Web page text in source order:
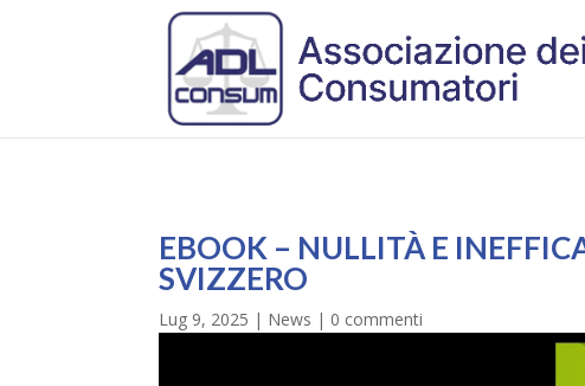
EBOOK – NULLITÀ E
SVIZZERO
Lug 9, 2025 | News | 0 commenti